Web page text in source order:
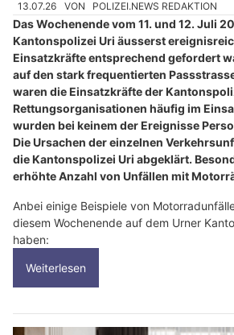
13.07.26 VON POLIZEI.NEWS REDAKTION
Das Wochenende vom 11. und 12. Juli
Kantonspolizei Uri äusserst
Einsatzkräfte entsprechend gefordert
auf den stark frequentierten
waren die Einsatzkräfte der
Rettungsorganisationen häufig im
wurden bei keinem der Ereignisse
Die Ursachen der einzelnen
die Kantonspolizei Uri abgeklärt.
erhöhte Anzahl von Unfällen mit
Anbei einige Beispiele von
diesem Wochenende auf dem Urner
haben:
Weiterlesen